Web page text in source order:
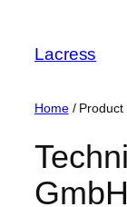
content
Lacress
Home/ Product
GmbH